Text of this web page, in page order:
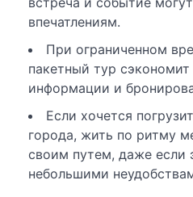
впечатлениям.
При ограниченном
пакетный тур
информации и
Если хочется
города, жить по ритму
своим путем, даже если
небольшими